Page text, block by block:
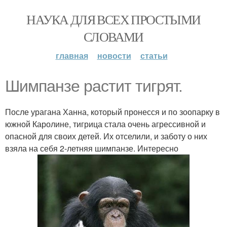
НАУКА ДЛЯ ВСЕХ ПРОСТЫМИ
СЛОВАМИ
главная новости статьи
Шимпанзе растит тигрят.
После урагана Ханна, который пронесся и по зоопарку в
южной Каролине, тигрица стала очень агрессивной и
опасной для своих детей. Их отселили, и заботу о них
взяла на себя 2-летняя шимпанзе. Интересно